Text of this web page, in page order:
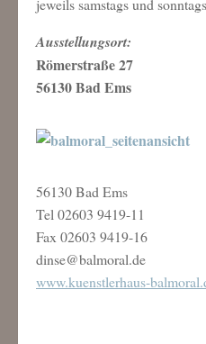
jeweils samstags und
Ausstellungsort:
Römerstraße 27
56130 Bad Ems
56130 Bad Ems
Tel 02603 9419-11
Fax 02603 9419-16
dinse@balmoral.de
www.kuenstlerhaus-